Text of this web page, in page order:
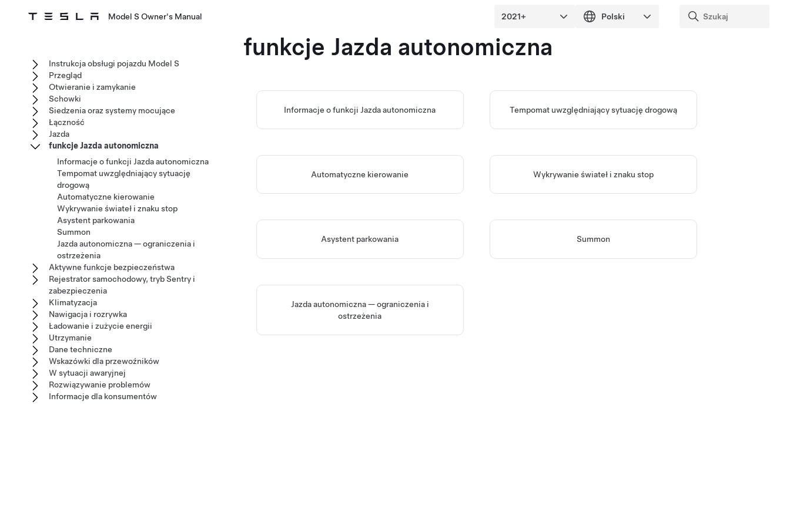
Model S Owner's Manual
funkcje Jazda autonomiczna
Informacje o funkcji Jazda autonomiczna Tempomat uwzględniający sytuację drogową
Automatyczne kierowanie Wykrywanie świateł i znaku stop
Asystent parkowania Summon
Jazda autonomiczna— ograniczenia i
ostrzeżenia
Instrukcja obsługi pojazdu Model S
Przegląd
Otwieranie i zamykanie
Schowki
Siedzenia oraz systemy mocujące
Łączność
Jazda
funkcje Jazda autonomiczna
Informacje o funkcji Jazda autonomiczna
Tempomat uwzględniający sytuację
drogową
Automatyczne kierowanie
Wykrywanie świateł i znaku stop
Asystent parkowania
Summon
Jazda autonomiczna — ograniczenia i
ostrzeżenia
Aktywne funkcje bezpieczeństwa
Rejestrator samochodowy, tryb Sentry i
zabezpieczenia
Klimatyzacja
Nawigacja i rozrywka
Ładowanie i zużycie energii
Utrzymanie
Dane techniczne
Wskazówki dla przewoźników
W sytuacji awaryjnej
Rozwiązywanie problemów
Informacje dla konsumentów